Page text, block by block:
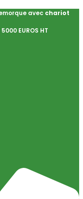
avec chariot
5000 EUROS HT